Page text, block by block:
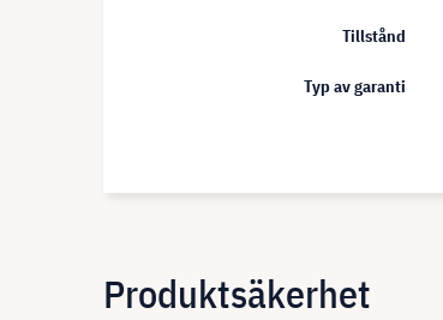
Tillstånd
Typ av garanti
Produktsäkerhet